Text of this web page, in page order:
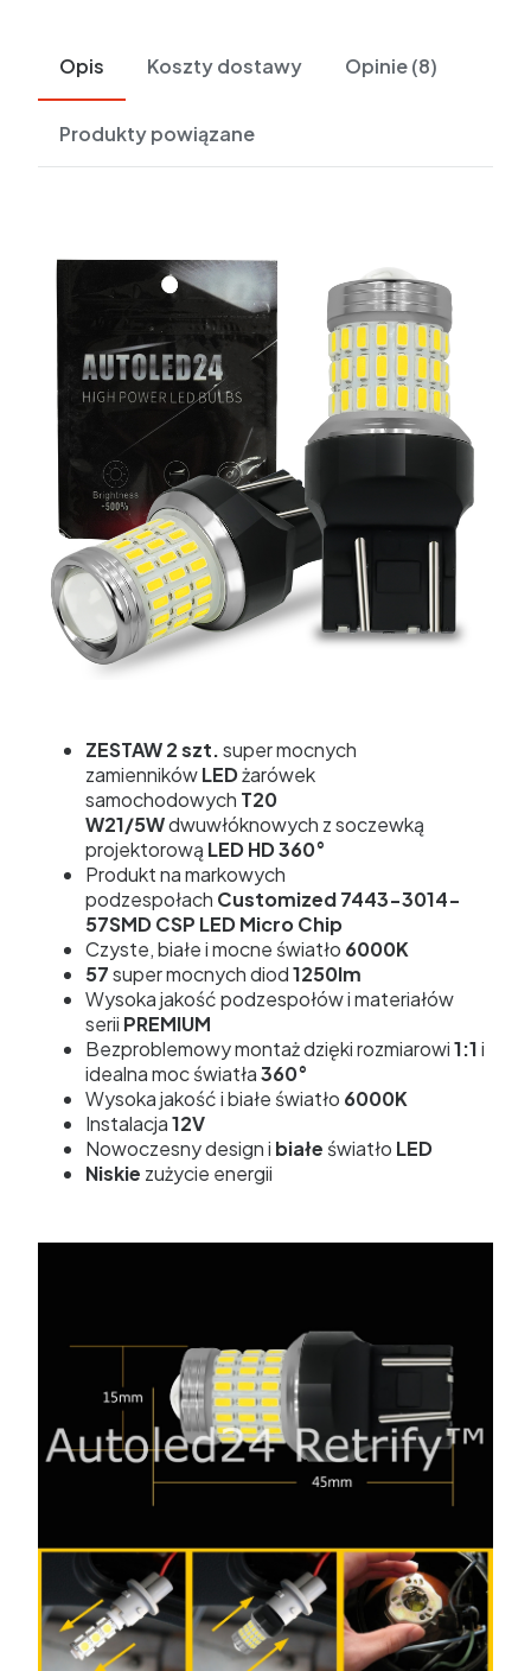
Opis Koszty dostawy Opinie (8)
Produkty powiązane
ZESTAW 2 szt.super mocnych
zamiennikówLEDżarówek
samochodowych T20
W21/5Wdwuwłóknowych zsoczewką
projektorową LED HD 360°
Produkt na markowych
podzespołach Customized 7443-3014-
57SMD CSP LED Micro Chip
Czyste, białe i mocne światło 6000K
57super mocnych diod1250lm
Wysoka jakość podzespołów i materiałów
serii PREMIUM
Bezproblemowy montaż dzięki rozmiarowi1:1i
idealna moc światła360°
Wysoka jakość i białe światło 6000K
Instalacja12V
Nowoczesny design i białe światło LED
Niskie zużycie energii